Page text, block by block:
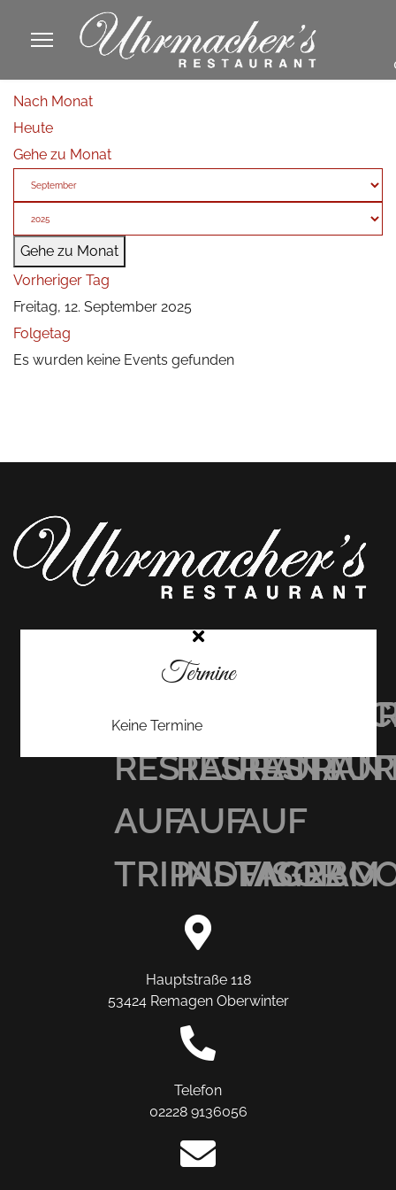
Nach Monat
Heute
Gehe zu Monat
Gehe zu Monat
Vorheriger Tag
Freitag, 12. September 2025
Folgetag
Es wurden keine Events gefunden
UHRMACHER’S
RESTAURANT
AUF
TRIPADVISOR
AUF
INSTAGRAM
AUF
Hauptstraße 118
53424 Remagen Oberwinter
Telefon
02228 9136056
Termine
Keine Termine